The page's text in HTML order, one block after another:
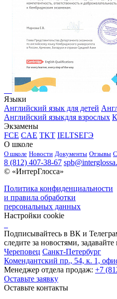
Языки
Английский язык для детей
Английский языкдля взрослых
Экзамены
FCE CAE TKT IELTSЕГЭ
О школе
О школе Новости Документы Отзывы
8 (812) 407-38-67
© «ИнтерГлосса»
Политика конфиденциальности
и правила обработки
персональных данных
Настройки cookie
Подписывайтесь в ВК и
следите за новостями,
Череповец Санкт-Петербург
Комендантский пр., 54, к. 1,
Менеджер отдела продаж: +7
Оставьте заявку
Оставьте контакты